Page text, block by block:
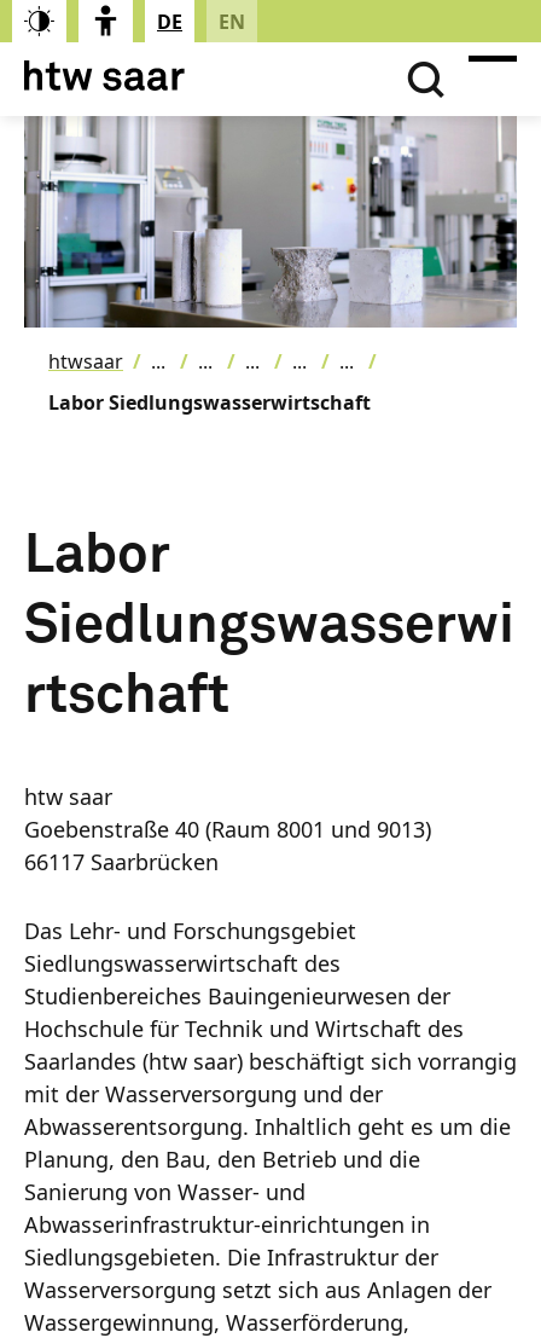
DE EN
htwsaar
Labor Siedlungswasserwirtschaft
Labor
Siedlungswasserwi
rtschaft
htw saar
Goebenstraße 40 (Raum 8001 und 9013)
66117 Saarbrücken
Das Lehr- und Forschungsgebiet
Siedlungswasserwirtschaft des
Studienbereiches Bauingenieurwesen der
Hochschule für Technik und Wirtschaft des
Saarlandes (htw saar) beschäftigt sich vorrangig
mit der Wasserversorgung und der
Abwasserentsorgung. Inhaltlich geht es um die
Planung, den Bau, den Betrieb und die
Sanierung von Wasser- und
Abwasserinfrastruktur-einrichtungen in
Siedlungsgebieten. Die Infrastruktur der
Wasserversorgung setzt sich aus Anlagen der
Wassergewinnung, Wasserförderung,